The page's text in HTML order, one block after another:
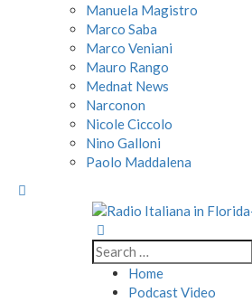
Manuela Magistro
Marco Saba
Marco Veniani
Mauro Rango
Mednat News
Narconon
Nicole Ciccolo
Nino Galloni
Paolo Maddalena
Home
Podcast Video